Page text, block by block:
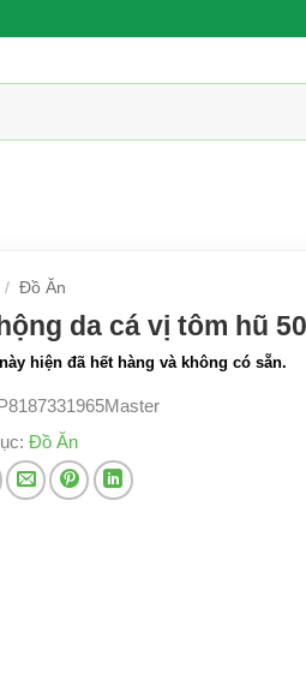
/ Đồ Ăn
da cá vị tôm hũ
hiện đã hết hàng và không có sẵn.
Đồ Ăn